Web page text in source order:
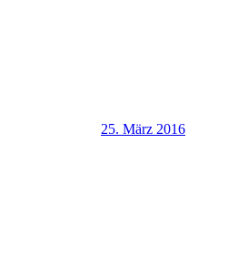
25. März 2016